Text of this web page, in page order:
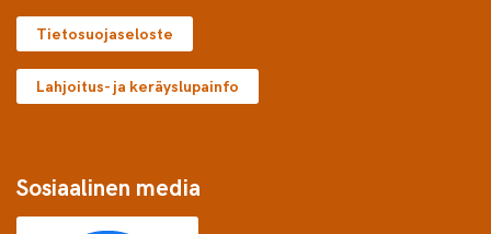
Tietosuojaseloste
Lahjoitus- ja keräyslupainfo
Sosiaalinen media